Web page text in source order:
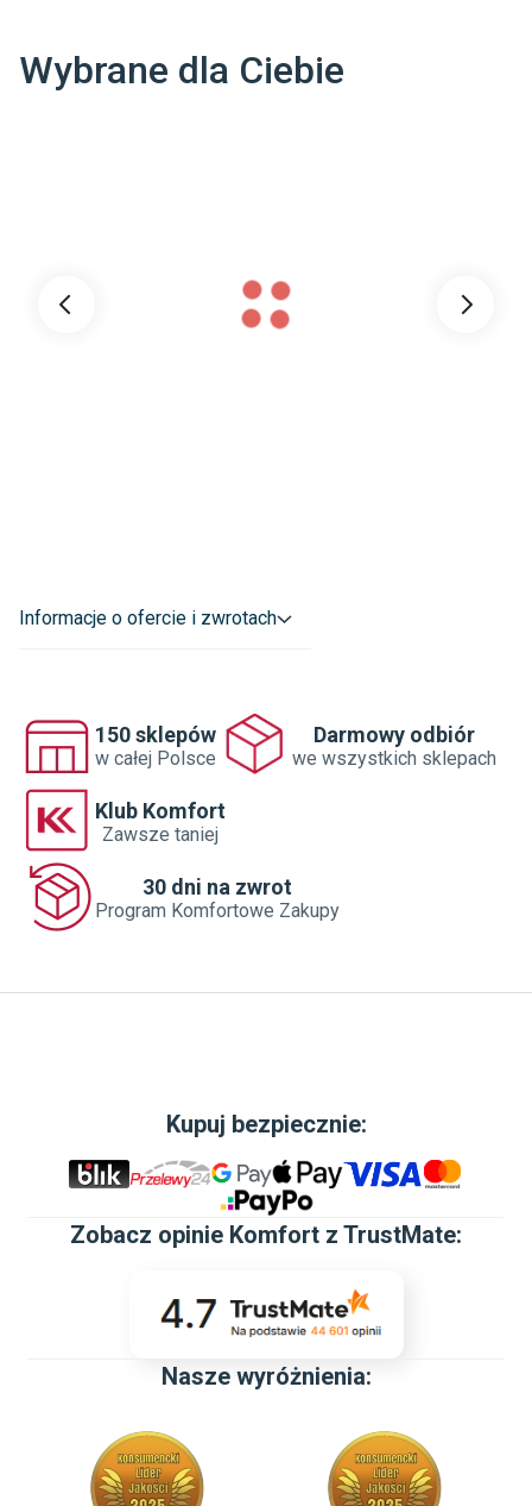
Wybrane dla Ciebie
Informacje o ofercie i zwrotach
150 sklepów
w całej Polsce
Darmowy odbiór
we wszystkich sklepach
Klub Komfort
Zawsze taniej
30 dni na zwrot
Program Komfortowe Zakupy
Kupuj bezpiecznie:
Zobacz opinie Komfort z TrustMate:
Nasze wyróżnienia: